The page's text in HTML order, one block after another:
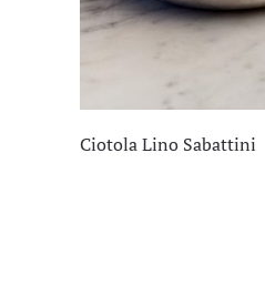
Ciotola Lino Sabattini